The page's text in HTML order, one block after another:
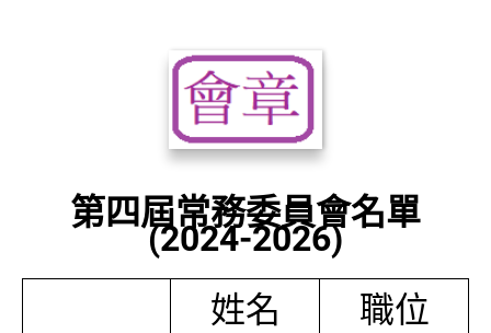
第四屆常務委員會名單
(2024-2026)
姓名
職位